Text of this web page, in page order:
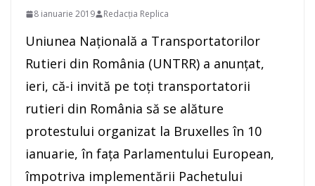
8 ianuarie 2019 Redacția Replica
Uniunea Naţională a Transportatorilor
Rutieri din România (UNTRR) a anunţat,
ieri, că-i invită pe toţi transportatorii
rutieri din România să se alăture
protestului organizat la Bruxelles în 10
ianuarie, în faţa Parlamentului European,
împotriva implementării Pachetului